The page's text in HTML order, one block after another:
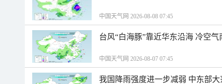
中国天气网 2026-08-08 07:45
台风“白海豚”靠近华东沿海 冷空
中国天气网 2026-08-07 07:45
我国降雨强度进一步减弱 中东部